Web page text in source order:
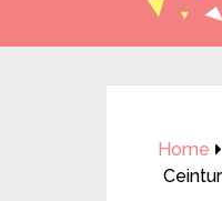
Home